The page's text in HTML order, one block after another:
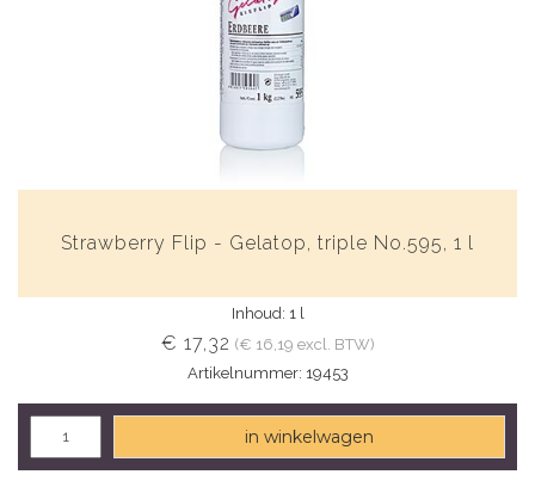
Strawberry Flip - Gelatop, triple No.595, 1 l
Inhoud: 1 l
€ 17,32 (€ 16,19 excl. BTW)
Artikelnummer: 19453
in winkelwagen